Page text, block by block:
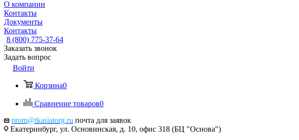
О компании
Контакты
Документы
Контакты
8 (800) 775-37-64
Заказать звонок
Задать вопрос
Войти
Корзина0
Сравнение товаров0
prom@tkasiatorg.ru почта для заявок
Екатеринбург, ул. Основинская, д. 10, офис 318 (БЦ "Основа")